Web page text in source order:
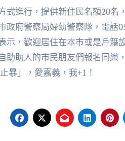
式進行，提供新住民名額20
政府警察局婦幼警察隊，電話
示，歡迎居住在本市或是戶籍
助助人的市民朋友們報名同樂
暴」，愛嘉義，我+1！